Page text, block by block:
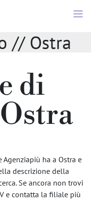
// Ostra
di
ha a Ostra e
descrizione della
Se ancora non trovi
e contatta la filiale più